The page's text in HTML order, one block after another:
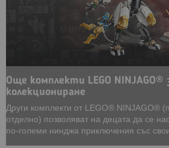
Още комплекти LEGO NINJAGO®
колекциониране
Други комплекти от LEGO® NINJAGO®
отделно) позволяват на децата да се
по-големи нинджа приключения със